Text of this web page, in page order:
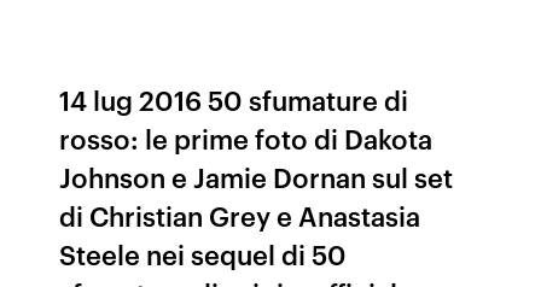
14 lug 2016 50 sfumature di
rosso: le prime foto di Dakota
Johnson e Jamie Dornan sul set
di Christian Grey e Anastasia
Steele nei sequel di 50